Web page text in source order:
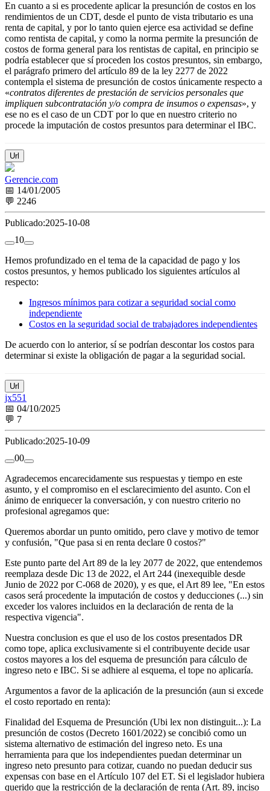
En cuanto a si es procedente aplicar la presunción de costos en los
rendimientos de un CDT, desde el punto de vista tributario es una
renta de capital, y por lo tanto quien ejerce esa actividad se define
como rentista de capital, y como la norma permite la presunción de
costos de forma general para los rentistas de capital, en principio se
podría establecer que sí proceden los costos presuntos, sin embargo,
el parágrafo primero del artículo 89 de la ley 2277 de 2022
contempla el sistema de presunción de costos únicamente respecto a
«contratos diferentes de prestación de servicios personales que
impliquen subcontratación y/o compra de insumos o expensas», y
ese no es el caso de un CDT por lo que en nuestro criterio no
procede la imputación de costos presuntos para determinar el IBC.
Url
Gerencie.com
📅 14/01/2005
💬 2246
Publicado:2025-10-08
10
Hemos profundizado en el tema de la capacidad de pago y los
costos presuntos, y hemos publicado los siguientes artículos al
respecto:
Ingresos mínimos para cotizar a seguridad social como
independiente
Costos en la seguridad social de trabajadores independientes
De acuerdo con lo anterior, sí se podrían descontar los costos para
determinar si existe la obligación de pagar a la seguridad social.
Url
jx551
📅 04/10/2025
💬 7
Publicado:2025-10-09
00
Agradecemos encarecidamente sus respuestas y tiempo en este
asunto, y el compromiso en el esclarecimiento del asunto. Con el
ánimo de enriquecer la conversación, y con nuestro criterio no
profesional agregamos que:
Queremos abordar un punto omitido, pero clave y motivo de temor
y confusión, "Que pasa si en renta declare 0 costos?"
Este punto parte del Art 89 de la ley 2077 de 2022, que entendemos
reemplaza desde Dic 13 de 2022, el Art 244 (inexequible desde
Junio de 2022 por C-068 de 2020), y es que, el Art 89 lee, "En estos
casos será procedente la imputación de costos y deducciones (...) sin
exceder los valores incluidos en la declaración de renta de la
respectiva vigencia".
Nuestra conclusion es que el uso de los costos presentados DR
como tope, aplica exclusivamente si el contribuyente decide usar
costos mayores a los del esquema de presunción para cálculo de
ingreso neto e IBC. Si se adhiere al esquema, el tope no aplicaría.
Argumentos a favor de la aplicación de la presunción (aun si excede
el costo reportado en renta):
Finalidad del Esquema de Presunción (Ubi lex non distinguit...): La
presunción de costos (Decreto 1601/2022) se concibió como un
sistema alternativo de estimación del ingreso neto. Es una
herramienta para que los independientes puedan determinar un
ingreso neto presunto para cotizar, cuando no puedan deducir sus
expensas con base en el Artículo 107 del ET. Si el legislador hubiera
querido que la restricción de la declaración de renta (Art. 89, inciso